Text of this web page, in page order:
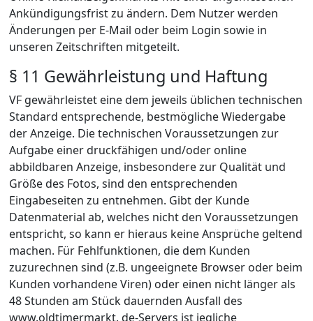
Ankündigungsfrist zu ändern. Dem Nutzer werden
Änderungen per E-Mail oder beim Login sowie in
unseren Zeitschriften mitgeteilt.
§ 11 Gewährleistung und Haftung
VF gewährleistet eine dem jeweils üblichen technischen
Standard entsprechende, bestmögliche Wiedergabe
der Anzeige. Die technischen Voraussetzungen zur
Aufgabe einer druckfähigen und/oder online
abbildbaren Anzeige, insbesondere zur Qualität und
Größe des Fotos, sind den entsprechenden
Eingabeseiten zu entnehmen. Gibt der Kunde
Datenmaterial ab, welches nicht den Voraussetzungen
entspricht, so kann er hieraus keine Ansprüche geltend
machen. Für Fehlfunktionen, die dem Kunden
zuzurechnen sind (z.B. ungeeignete Browser oder beim
Kunden vorhandene Viren) oder einen nicht länger als
48 Stunden am Stück dauernden Ausfall des
www.oldtimermarkt. de-Servers ist jegliche